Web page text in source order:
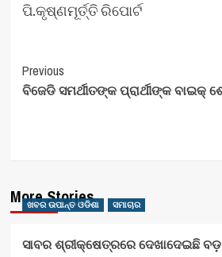
ପି.କୃଷ୍ଣମୂର୍ତ୍ତି ରିପୋର୍ଟ
Post
Navigation
Previous
ବିଜେଡି ସମର୍ଥୀତଙ୍କ ପ୍ରାର୍ଥୀଙ୍କ ବାଇକ୍
More Stories
ଖବର ଉପାନ୍ତ ଓଡିଶା ସମାଚାର
ସାବର ଶ୍ରୀକ୍ଷେତ୍ରରେ ଦେଖାଦେଇଛି